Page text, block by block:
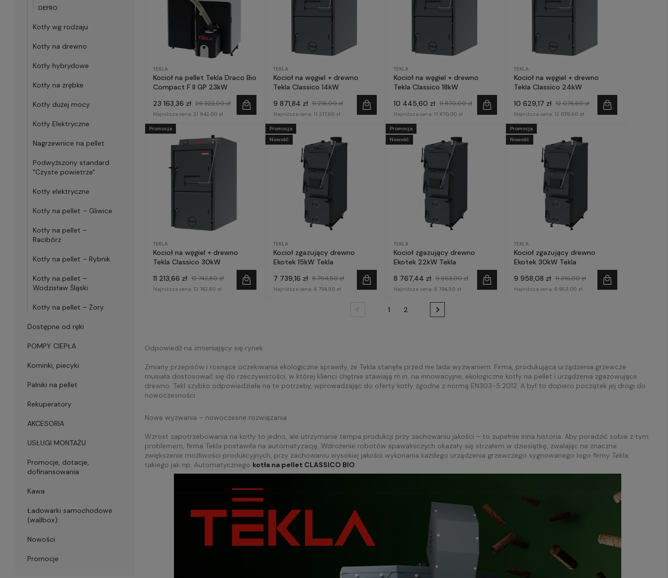
DEFRO
Kotły wg rodzaju
Kotły na drewno
Kotły hybrydowe
Kotły na zrębke
Kotły dużej mocy
Kotły Elektryczne
Nagrzewnice na pellet
Podwyższony standard
"Czyste powietrze"
Kotły elektryczne
Kotły na pellet – Gliwice
Kotły na pellet –
Racibórz
Kotły na pellet – Rybnik
Kotły na pellet –
Wodzisław Śląski
Kotły na pellet – Żory
Dostępne od ręki
POMPY CIEPŁA
Kominki, piecyki
Palniki na pellet
Rekuperatory
AKCESORIA
USŁUGI MONTAŻU
Promocje, dotacje,
dofinansowania
Kawa
Ładowarki samochodowe
(wallbox)
Nowości
Promocje
TEKLA
Kocioł na pellet Tekla Draco Bio
Compact F II GP 23kW
23 163,36 zł 26 322,00 zł
Najniższa cena: 21 842,00 zł
TEKLA
Kocioł na węgiel + drewno
Tekla Classico 14kW
9 871,84 zł 11 218,00 zł
Najniższa cena: 11 217,60 zł
TEKLA
Kocioł na węgiel + drewno
Tekla Classico 18kW
10 445,60 zł 11 870,00 zł
Najniższa cena: 11 870,00 zł
TEKLA
Kocioł na węgiel + drewno
Tekla Classico 24kW
10 629,17 zł 12 078,60 zł
Najniższa cena: 12 078,60 zł
TEKLA
Kocioł na węgiel + drewno
Tekla Classico 30kW
11 213,66 zł 12 742,80 zł
Najniższa cena: 12 742,80 zł
Promocja
TEKLA
Kocioł zgazujący drewno
Ekotek 15kW Tekla
7 739,16 zł 8 794,50 zł
Najniższa cena: 8 794,50 zł
Promocja
Nowość
TEKLA
Kocioł zgazujący drewno
Ekotek 22kW Tekla
8 767,44 zł 9 963,00 zł
Najniższa cena: 8 794,50 zł
Promocja
Nowość
TEKLA
Kocioł zgazujący drewno
Ekotek 30kW Tekla
9 958,08 zł 11 316,00 zł
Najniższa cena: 9 963,00 zł
Promocja
Nowość
1 2
Odpowiedź na zmieniający się rynek
Zmiany przepisów i rosnące oczekiwania ekologiczne sprawiły, że Tekla stanęła przed nie lada wyzwaniem. Firma, produkująca urządzenia grzewcze
musiała dostosować się do rzeczywistości, w której klienci chętnie stawiają m.in. na innowacyjne, ekologiczne kotły na pellet i urządzenia zgazowujące
drewno. Tekl szybko odpowiedziała na te potrzeby, wprowadzając do oferty kotły zgodne z normą EN303-5:2012. A był to dopiero początek jej drogi do
nowoczesności.
Nowe wyzwania – nowoczesne rozwiązania
Wzrost zapotrzebowania na kotły to jedno, ale utrzymanie tempa produkcji przy zachowaniu jakości – to zupełnie inna historia. Aby poradzić sobie z tym
problemem, firma Tekla postawiła na automatyzację. Wdrożenie robotów spawalniczych okazały się strzałem w dziesiątkę, zwalając na znaczne
zwiększenie możliwości produkcyjnych, przy zachowaniu wysokiej jakości wykonania każdego urządzenia grzewczego sygnowanego logo firmy Tekla,
takiego jak np. Automatycznego kotła na pellet CLASSICO BIO.